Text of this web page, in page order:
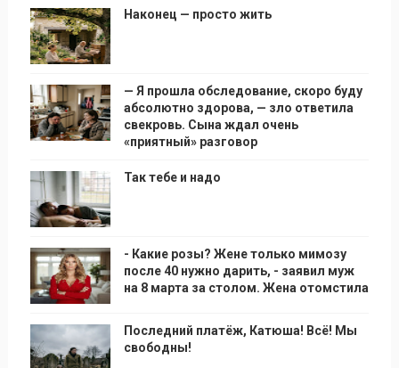
Наконец — просто жить
— Я прошла обследование, скоро буду
абсолютно здорова, — зло ответила
свекровь. Сына ждал очень
«приятный» разговор
Так тебе и надо
- Какие розы? Жене только мимозу
после 40 нужно дарить, - заявил муж
на 8 марта за столом. Жена отомстила
Последний платёж, Катюша! Всё! Мы
свободны!